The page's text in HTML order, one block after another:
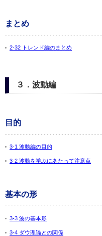
まとめ
2-32 トレンド編のまとめ
３．波動編
目的
3-1 波動編の目的
3-2 波動を学ぶにあたって注意点
基本の形
3-3 波の基本形
3-4 ダウ理論との関係